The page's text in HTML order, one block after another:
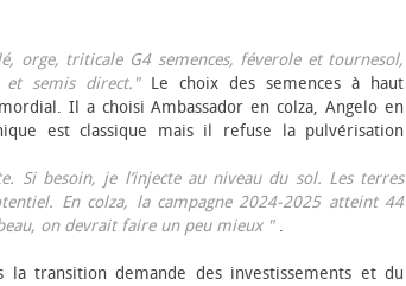
orge, triticale G4 semences, féverole et tournesol,
semis direct."Le choix des semences à haut
Il a choisi Ambassador en colza, Angelo en
est classique mais il refuse la pulvérisation
Si besoin, je l’injecte au niveau du sol. Les terres
En colza, la campagne 2024-2025 atteint 44
on devrait faire un peu mieux ".
transition demande des investissements et du